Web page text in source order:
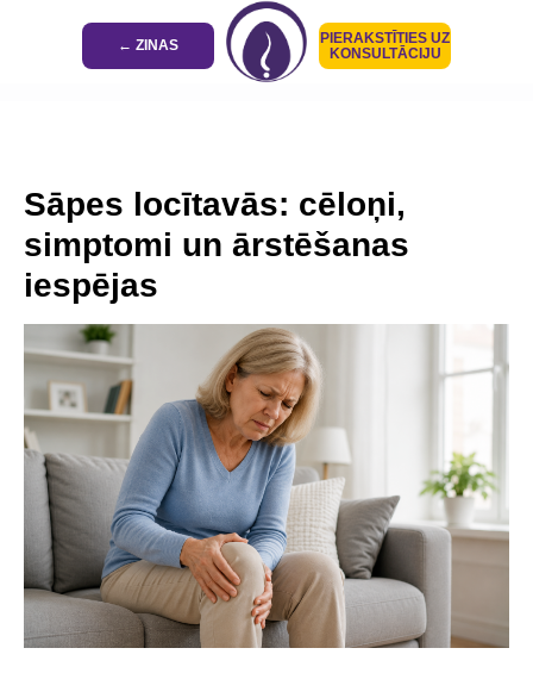
← ZINAS
PIERAKSTĪTIES UZ
KONSULTĀCIJU
Sāpes locītavās: cēloņi,
simptomi un ārstēšanas
iespējas